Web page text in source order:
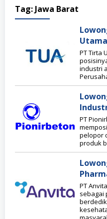
Tag: Jawa Barat
PT Tirta
industri
PT
pelopor
produk
PT
sebagai